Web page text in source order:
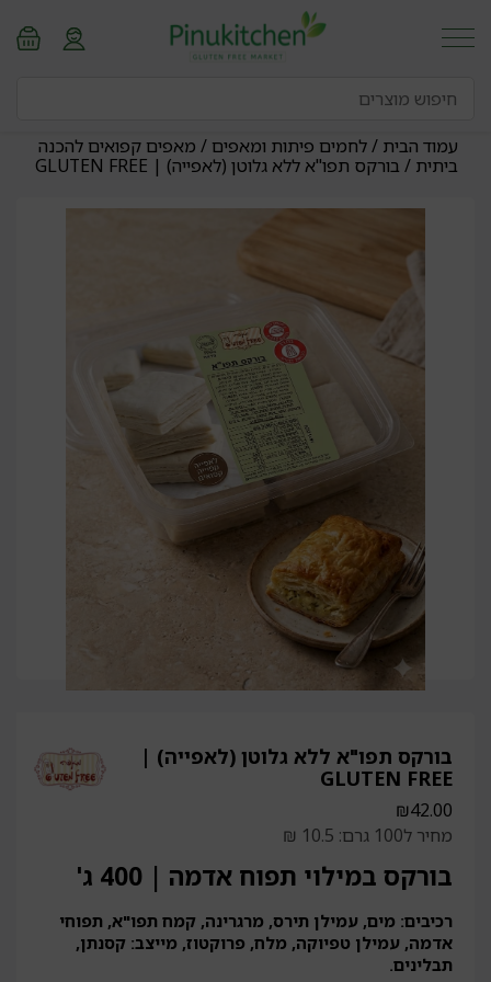
עמוד הבית /לחמים פיתות ומאפים / מאפים קפואים להכנה
ביתית / בורקס תפו"א ללא גלוטן (לאפייה) | GLUTEN FREE
בורקס תפו"א ללא גלוטן (לאפייה) |
GLUTEN FREE
₪42.00
מחיר ל100 גרם: 10.5 ₪
בורקס במילוי תפוח אדמה | 400 ג'
רכיבים: מים, עמילן תירס, מרגרינה, קמח תפו"א, תפוחי
אדמה, עמילן טפיוקה, מלח, פרוקטוז, מייצב: קסנתן,
תבלינים.